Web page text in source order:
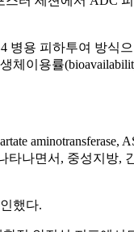
병용 피하투여 방식
체이용률
aminotransferase,
나면서, 중성지방,
했다.